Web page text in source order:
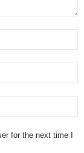
for the next time I